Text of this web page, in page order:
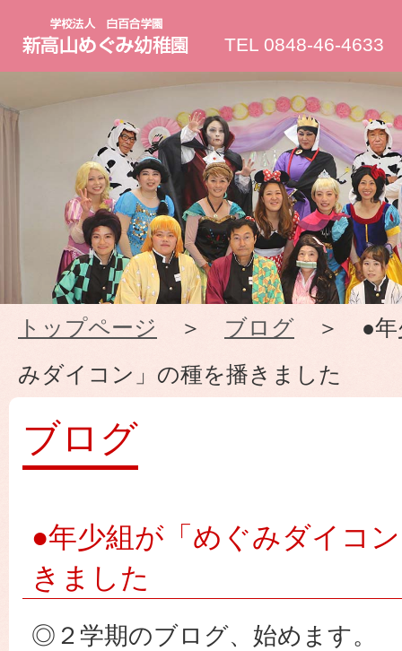
新
高
山
め
ぐ
み
幼
稚
TEL 0848-46-4633
トップページ ＞ ブログ ＞ ●年
みダイコン」の種を播きました
ブログ
●年少組が「めぐみダイコ
きました
◎２学期のブログ、始めます。